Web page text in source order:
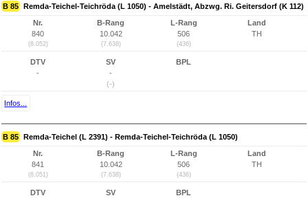
B 85 Remda-Teichel-Teichröda (L 1050) - Amelstädt, Abzwg. Ri. Geitersdorf (K 112)
Nr.
840
(8.052)
B-Rang
10.042
(7.638)
L-Rang
506
(436)
Land
TH
DTV
-
SV
-
(-)
BPL
Infos...
B 85 Remda-Teichel (L 2391) - Remda-Teichel-Teichröda (L 1050)
Nr.
841
(8.051)
B-Rang
10.042
(7.638)
L-Rang
506
(436)
Land
TH
DTV
SV
BPL